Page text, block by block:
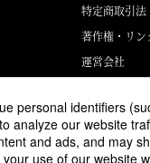
特定商取引法
著作権・リン
運営会社